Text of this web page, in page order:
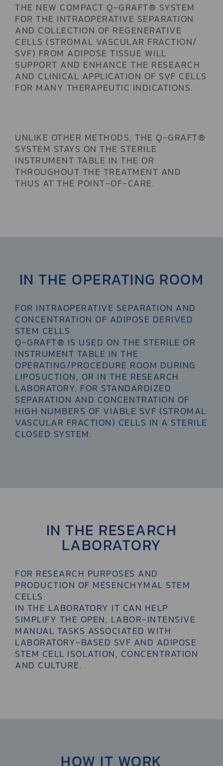
THE NEW COMPACT Q-GRAFT® SYSTEM
FOR THE INTRAOPERATIVE SEPARATION
AND COLLECTION OF REGENERATIVE
CELLS (STROMAL VASCULAR FRACTION/
SVF) FROM ADIPOSE TISSUE WILL
SUPPORT AND ENHANCE THE RESEARCH
AND CLINICAL APPLICATION OF SVF CELLS
FOR MANY THERAPEUTIC INDICATIONS.
UNLIKE OTHER METHODS, THE Q-GRAFT®
SYSTEM STAYS ON THE STERILE
INSTRUMENT TABLE IN THE OR
THROUGHOUT THE TREATMENT AND
THUS AT THE POINT-OF-CARE.
IN THE OPERATING ROOM
FOR INTRAOPERATIVE SEPARATION AND
CONCENTRATION OF ADIPOSE DERIVED
STEM CELLS
Q-GRAFT® IS USED ON THE STERILE OR
INSTRUMENT TABLE IN THE
OPERATING/PROCEDURE ROOM DURING
LIPOSUCTION, OR IN THE RESEARCH
LABORATORY, FOR STANDARDIZED
SEPARATION AND CONCENTRATION OF
HIGH NUMBERS OF VIABLE SVF (STROMAL
VASCULAR FRACTION) CELLS IN A STERILE
CLOSED SYSTEM.
IN THE RESEARCH
LABORATORY
FOR RESEARCH PURPOSES AND
PRODUCTION OF MESENCHYMAL STEM
CELLS
IN THE LABORATORY IT CAN HELP
SIMPLIFY THE OPEN, LABOR-INTENSIVE
MANUAL TASKS ASSOCIATED WITH
LABORATORY-BASED SVF AND ADIPOSE
STEM CELL ISOLATION, CONCENTRATION
AND CULTURE.
HOW IT WORK